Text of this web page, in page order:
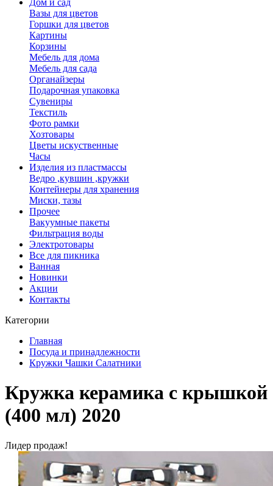
Дом и сад
Вазы для цветов
Горшки для цветов
Картины
Корзины
Мебель для дома
Мебель для сада
Органайзеры
Подарочная упаковка
Сувениры
Текстиль
Фото рамки
Хозтовары
Цветы искуственные
Часы
Изделия из пластмассы
Ведро ,кувшин ,кружки
Контейнеры для хранения
Миски, тазы
Прочее
Вакуумные пакеты
Фильтрация воды
Электротовары
Все для пикника
Ванная
Новинки
Акции
Контакты
Категории
Главная
Посуда и принадлежности
Кружки Чашки Салатники
Кружка керамика с крышкой
(400 мл) 2020
Лидер продаж!